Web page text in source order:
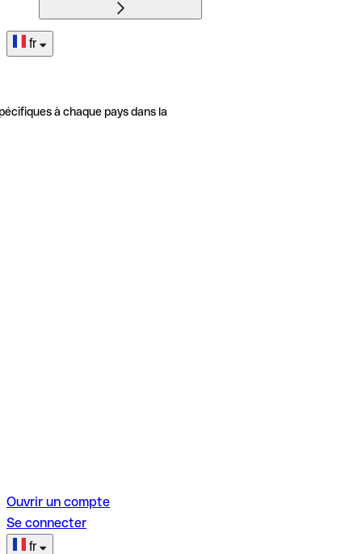
fr
à chaque pays dans la
Ouvrir un compte
Se connecter
fr